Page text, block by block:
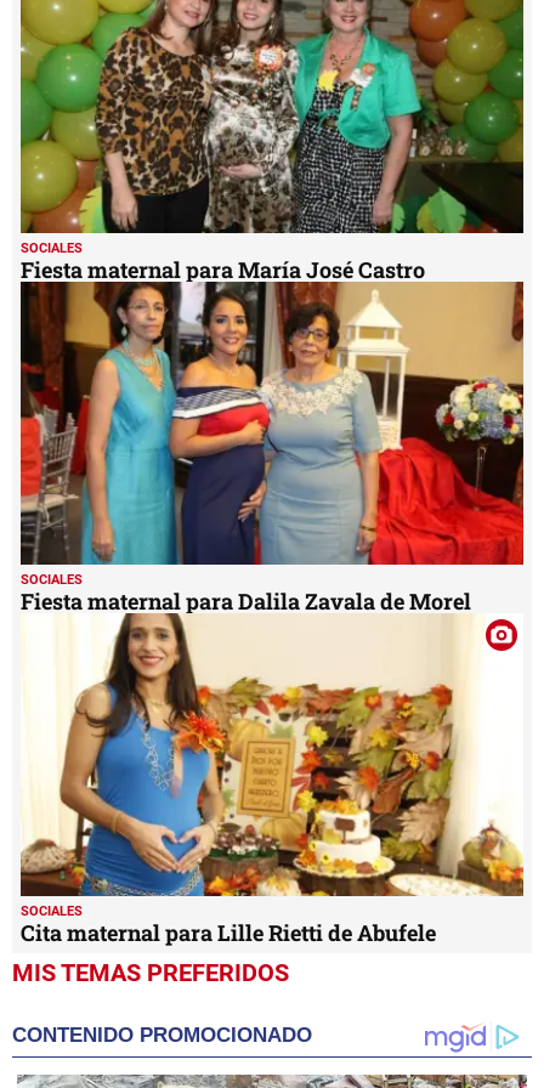
SOCIALES
Fiesta maternal para María José Castro
SOCIALES
Fiesta maternal para Dalila Zavala de Morel
SOCIALES
Cita maternal para Lille Rietti de Abufele
MIS TEMAS PREFERIDOS
CONTENIDO PROMOCIONADO